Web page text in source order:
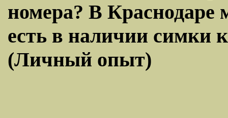
номера? В Краснодаре
есть в наличии симки
(Личный опыт)